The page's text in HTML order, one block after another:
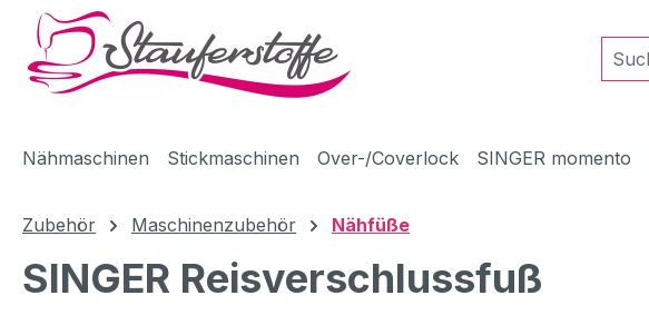
Hauptinhalt springen
Zur Suche springen
Zur Hauptnavigation springen
Nähmaschinen Stickmaschinen Over-/Coverlock SINGER momento
Zubehör Maschinenzubehör Nähfüße
SINGER Reisverschlussfuß